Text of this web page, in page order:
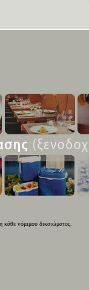
νόμιμου δικαιώματος.